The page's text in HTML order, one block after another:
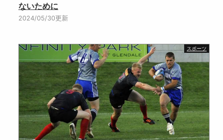
ないために
2024/05/30更新
スポーツ